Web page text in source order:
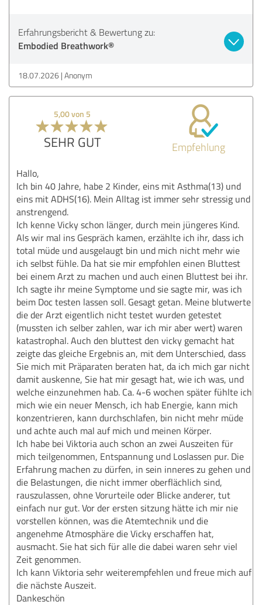
Erfahrungsbericht & Bewertung zu:
Embodied Breathwork®
18.07.2026 Anonym
5,00 von 5
SEHR GUT Empfehlung
Hallo,
Ich bin 40 Jahre, habe 2 Kinder, eins mit Asthma(13) und
eins mit ADHS(16). Mein Alltag ist immer sehr stressig und
anstrengend.
Ich kenne Vicky schon länger, durch mein jüngeres Kind.
Als wir mal ins Gespräch kamen, erzählte ich ihr, dass ich
total müde und ausgelaugt bin und mich nicht mehr wie
ich selbst fühle. Da hat sie mir empfohlen einen Bluttest
bei einem Arzt zu machen und auch einen Bluttest bei ihr.
Ich sagte ihr meine Symptome und sie sagte mir, was ich
beim Doc testen lassen soll. Gesagt getan. Meine blutwerte
die der Arzt eigentlich nicht testet wurden getestet
(mussten ich selber zahlen, war ich mir aber wert) waren
katastrophal. Auch den bluttest den vicky gemacht hat
zeigte das gleiche Ergebnis an, mit dem Unterschied, dass
Sie mich mit Präparaten beraten hat, da ich mich gar nicht
damit auskenne, Sie hat mir gesagt hat, wie ich was, und
welche einzunehmen hab. Ca. 4-6 wochen später fühlte ich
mich wie ein neuer Mensch, ich hab Energie, kann mich
konzentrieren, kann durchschlafen, bin nicht mehr müde
und achte auch mal auf mich und meinen Körper.
Ich habe bei Viktoria auch schon an zwei Auszeiten für
mich teilgenommen, Entspannung und Loslassen pur. Die
Erfahrung machen zu dürfen, in sein inneres zu gehen und
die Belastungen, die nicht immer oberflächlich sind,
rauszulassen, ohne Vorurteile oder Blicke anderer, tut
einfach nur gut. Vor der ersten sitzung hätte ich mir nie
vorstellen können, was die Atemtechnik und die
angenehme Atmosphäre die Vicky erschaffen hat,
ausmacht. Sie hat sich für alle die dabei waren sehr viel
Zeit genommen.
Ich kann Viktoria sehr weiterempfehlen und freue mich auf
die nächste Auszeit.
Dankeschön